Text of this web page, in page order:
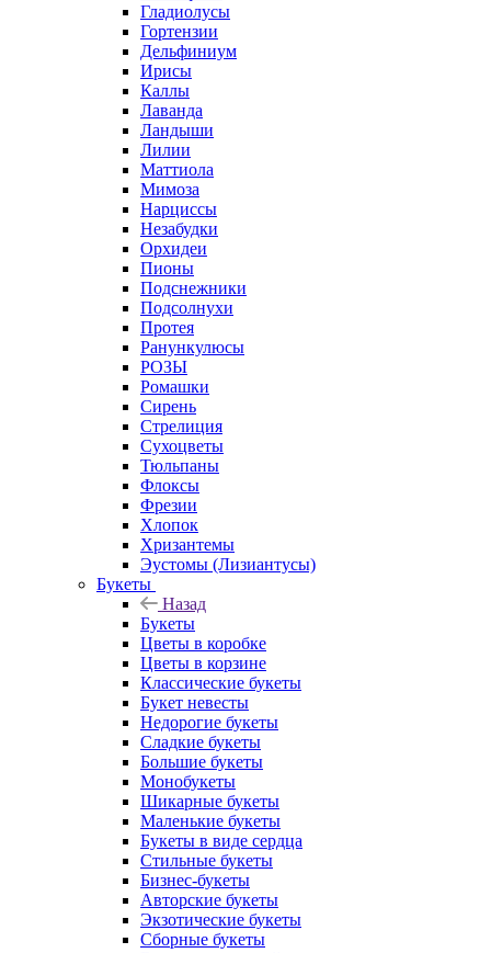
Гладиолусы
Гортензии
Дельфиниум
Ирисы
Каллы
Лаванда
Ландыши
Лилии
Маттиола
Мимоза
Нарциссы
Незабудки
Орхидеи
Пионы
Подснежники
Подсолнухи
Протея
Ранункулюсы
РОЗЫ
Ромашки
Сирень
Стрелиция
Сухоцветы
Тюльпаны
Флоксы
Фрезии
Хлопок
Хризантемы
Эустомы (Лизиантусы)
Букеты
Назад
Букеты
Цветы в коробке
Цветы в корзине
Классические букеты
Букет невесты
Недорогие букеты
Сладкие букеты
Большие букеты
Монобукеты
Шикарные букеты
Маленькие букеты
Букеты в виде сердца
Стильные букеты
Бизнес-букеты
Авторские букеты
Экзотические букеты
Сборные букеты